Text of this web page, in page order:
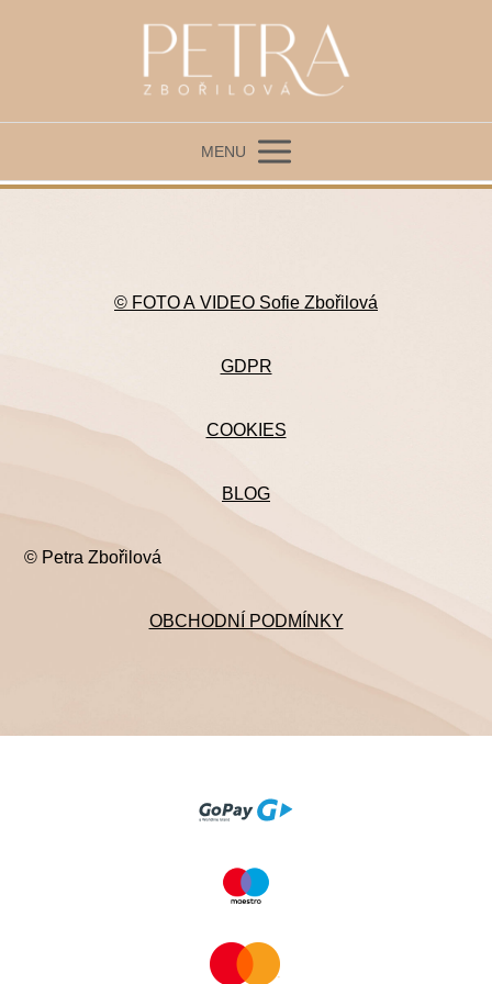
MENU
© FOTO A VIDEO Sofie Zbořilová
GDPR
COOKIES
BLOG
© Petra Zbořilová
OBCHODNÍ PODMÍNKY